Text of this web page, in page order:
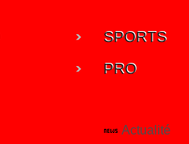
SPORTS
PRO
Actualité